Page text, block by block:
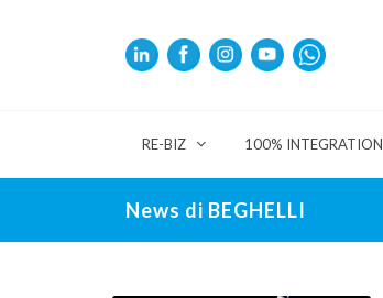
RE-BIZ 100% INTEGRATION
News di BEGHELLI